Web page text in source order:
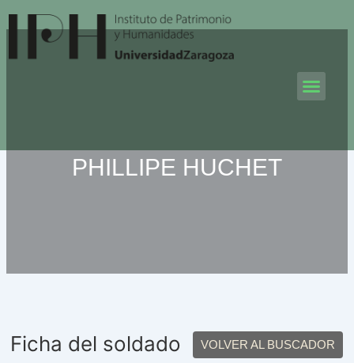
al
contenido
PHILLIPE HUCHET
Ficha del soldado VOLVER AL BUSCADOR